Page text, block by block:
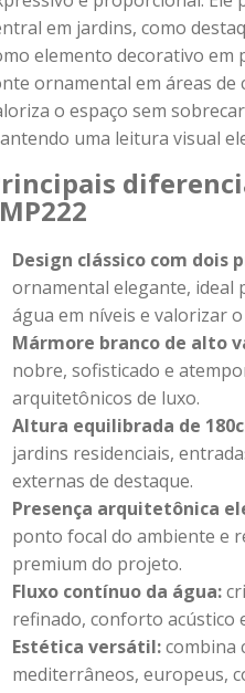
em jardins, como
elemento decorativo em
ornamental em áreas de
o espaço sem
uma leitura visual
Design clássico com dois
ornamental elegante, ideal
água em níveis e valorizar
Mármore branco de alto
nobre, sofisticado e
arquitetônicos de luxo.
Altura equilibrada de
jardins residenciais,
externas de destaque.
Presença arquitetônica
ponto focal do ambiente e
premium do projeto.
Fluxo contínuo da água:
refinado, conforto acústico
Estética versátil:combina
mediterrâneos, europeus,